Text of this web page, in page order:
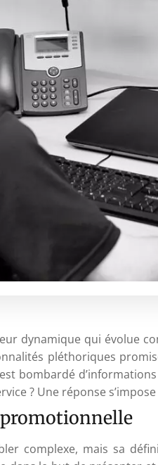
dynamique qui évolue
pléthoriques
bombardé
? Une réponse
complexe, mais sa